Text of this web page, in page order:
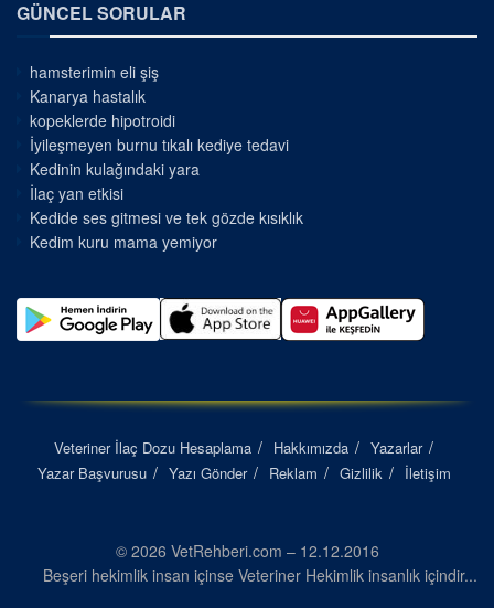
GÜNCEL SORULAR
hamsterimin eli şiş
Kanarya hastalık
kopeklerde hipotroidi
İyileşmeyen burnu tıkalı kediye tedavi
Kedinin kulağındaki yara
İlaç yan etkisi
Kedide ses gitmesi ve tek gözde kısıklık
Kedim kuru mama yemiyor
Veteriner İlaç Dozu Hesaplama Hakkımızda
Yazarlar
Yazar Başvurusu
Yazı Gönder Reklam Gizlilik İletişim
© 2026 VetRehberi.com – 12.12.2016
Beşeri hekimlik insan içinse Veteriner Hekimlik insanlık içindir...